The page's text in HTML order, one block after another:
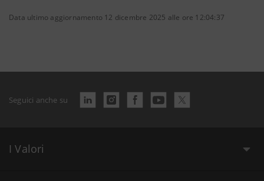
Data ultimo aggiornamento 12 dicembre 2025 alle ore 12:04:37
Seguici anche su
I Valori